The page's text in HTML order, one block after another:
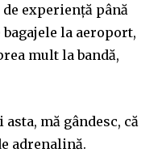
experiență până
la aeroport,
mult la bandă,
mă gândesc, că
adrenalină.